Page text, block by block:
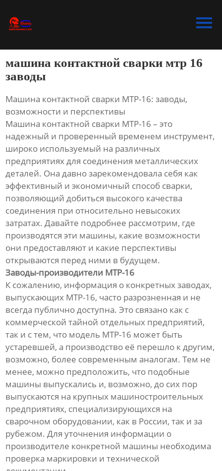
Bидео
О Hас
Контакты
машина контактной сварки мтр 16
заводы
Машина контактной сварки МТР-16: заводы,
возможности и перспективы
Машина контактной сварки МТР-16 – это
надежный и проверенный временем инструмент,
широко используемый на различных
предприятиях для соединения металлических
деталей. Она давно зарекомендовала себя как
эффективный и экономичный способ сварки,
позволяющий добиться высокого качества
соединения при относительно невысоких
затратах. Давайте подробнее рассмотрим, где
производятся эти машины, какие возможности
они предоставляют и какие перспективы
открываются перед ними в будущем.
Заводы-производители МТР-16
К сожалению, информация о конкретных заводах,
выпускающих МТР-16, часто разрозненная и не
всегда публично доступна. Это связано как с
коммерческой тайной отдельных предприятий,
так и с тем, что модель МТР-16 может быть
устаревшей, а производство её перешло к другим,
возможно, более современным аналогам. Тем не
менее, можно предположить, что подобные
машины выпускались и, возможно, до сих пор
выпускаются на крупных машиностроительных
предприятиях, специализирующихся на
сварочном оборудовании, как в России, так и за
рубежом. Для уточнения информации о
производителе конкретной машины необходима
проверка маркировки и технической